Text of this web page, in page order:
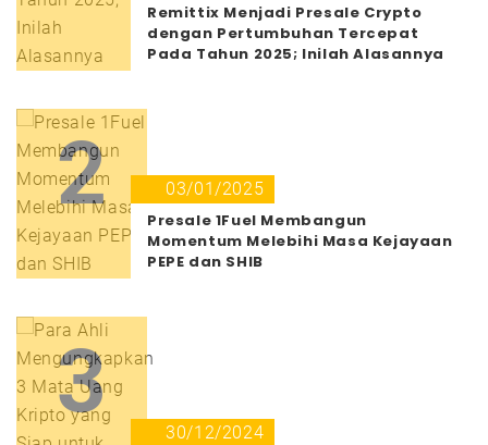
Remittix Menjadi Presale Crypto
dengan Pertumbuhan Tercepat
Pada Tahun 2025; Inilah Alasannya
2
03/01/2025
Presale 1Fuel Membangun
Momentum Melebihi Masa Kejayaan
PEPE dan SHIB
3
30/12/2024